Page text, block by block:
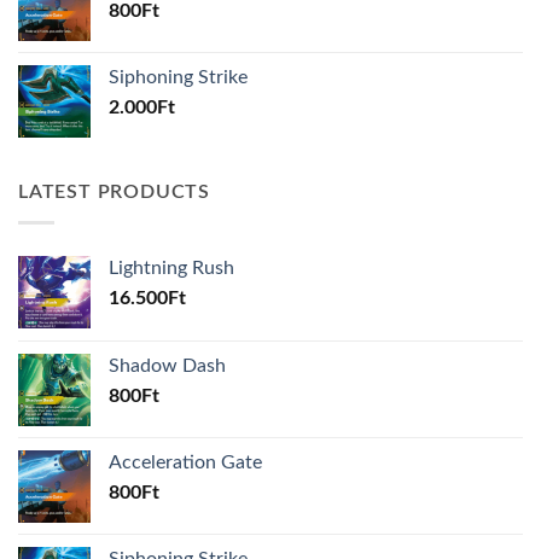
800Ft
Siphoning Strike
2.000Ft
LATEST PRODUCTS
Lightning Rush
16.500Ft
Shadow Dash
800Ft
Acceleration Gate
800Ft